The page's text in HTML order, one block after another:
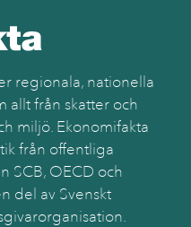
regionala, nationella
allt från skatter och
miljö. Ekonomifakta
från offentliga
SCB, OECD och
del av Svenskt